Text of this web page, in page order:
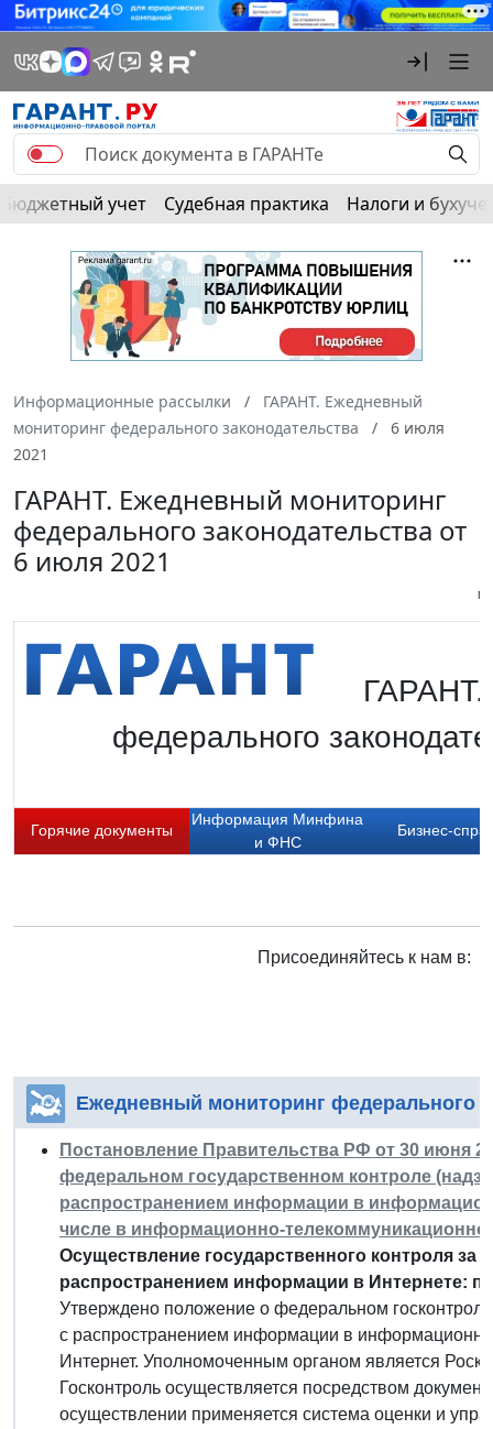
Бюджетный учет Судебная практика Налоги и
Информационные рассылки
ГАРАНТ. Ежедневный
мониторинг федерального законодательства
6 июля
2021
ГАРАНТ. Ежедневный мониторинг
федерального законодательства от
6 июля 2021
ГАРАНТ.
федерального
Горячие документы
Информация Минфина
и ФНС
Бизнес-
Присоединяйтесь к нам в:
Ежедневный мониторинг федерального
Постановление Правительства РФ от 30 июня
федеральном государственном контроле
распространением информации в
числе в информационно-
Осуществление государственного контроля за
распространением информации в Интернете:
Утверждено положение о федеральном
с распространением информации в
Интернет. Уполномоченным органом является
Госконтроль осуществляется посредством
осуществлении применяется система оценки и